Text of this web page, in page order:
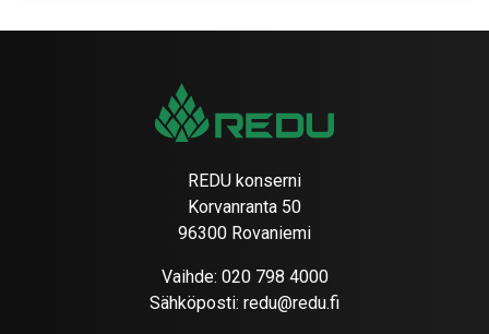
REDU konserni
Korvanranta 50
96300 Rovaniemi
Vaihde: 020 798 4000
Sähköposti: redu@redu.fi